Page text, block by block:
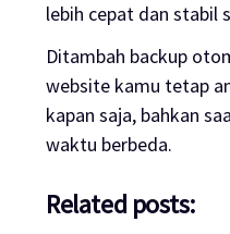
lebih cepat dan stabil
Ditambah backup
website kamu tetap
kapan saja, bahkan
waktu berbeda.
Related posts: